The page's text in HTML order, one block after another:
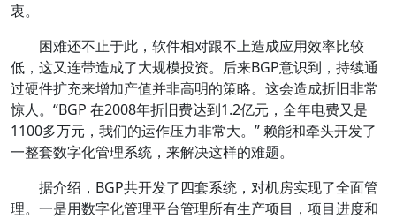
衷。
困难还不止于此，软件相对跟不上造成应用效率比较
低，这又连带造成了大规模投资。后来BGP意识到，持续通
过硬件扩充来增加产值并非高明的策略。这会造成折旧非常
惊人。“BGP 在2008年折旧费达到1.2亿元，全年电费又是
1100多万元，我们的运作压力非常大。” 赖能和牵头开发了
一整套数字化管理系统，来解决这样的难题。
据介绍，BGP共开发了四套系统，对机房实现了全面管
理。一是用数字化管理平台管理所有生产项目，项目进度和